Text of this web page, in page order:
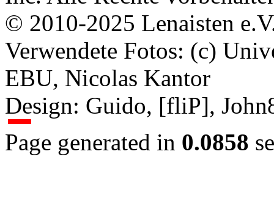
© 2010-2025 Lenaisten
Verwendete Fotos: (c)
EBU, Nicolas Kantor
Design: Guido, [fliP],
Page generated in 0.0858